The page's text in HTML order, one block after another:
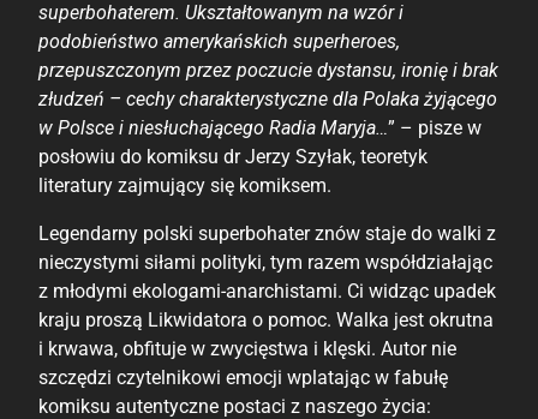
superbohaterem. Ukształtowanym na wzór i
podobieństwo amerykańskich superheroes,
przepuszczonym przez poczucie dystansu, ironię i brak
złudzeń – cechy charakterystyczne dla Polaka żyjącego
w Polsce i niesłuchającego Radia Maryja…” – pisze w
posłowiu do komiksu dr Jerzy Szyłak, teoretyk
literatury zajmujący się komiksem.
Legendarny polski superbohater znów staje do walki z
nieczystymi siłami polityki, tym razem współdziałając
z młodymi ekologami-anarchistami. Ci widząc upadek
kraju proszą Likwidatora o pomoc. Walka jest okrutna
i krwawa, obfituje w zwycięstwa i klęski. Autor nie
szczędzi czytelnikowi emocji wplatając w fabułę
komiksu autentyczne postaci z naszego życia: